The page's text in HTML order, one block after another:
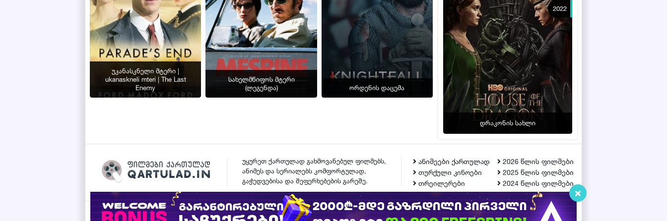
უკანასკნელი მტერი |
ukanaskneli mteri | The Last
Enemy
სახელმწიფოს მტერი
(ლეგენდა)
ორდენის დაცემა
2022
დრაკონის სახლი
უყურეთ ქართულად გახმოვანებულ ფილმებს,
ანიმეს და სერიალებს კომფორტულად,
გაჭედვებისა და შეფერხებების გარეშე.
ანიმეები ქართულად
თურქული კინოები
თრეილერები
2026 წლის ფილმები
2025 წლის ფილმები
2024 წლის ფილმები
ᲙᲝᲜᲢᲐᲥᲢᲘ
Qartulad.in © 2026